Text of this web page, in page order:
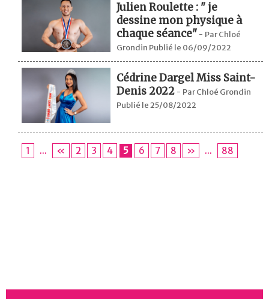
Julien Roulette : " je
dessine mon physique à
chaque séance" - Par Chloé
Grondin Publié le 06/09/2022
Cédrine Dargel Miss Saint-
Denis 2022 - Par Chloé Grondin
Publié le 25/08/2022
1 ... « 2 3 4 5 6 7 8 » ... 88